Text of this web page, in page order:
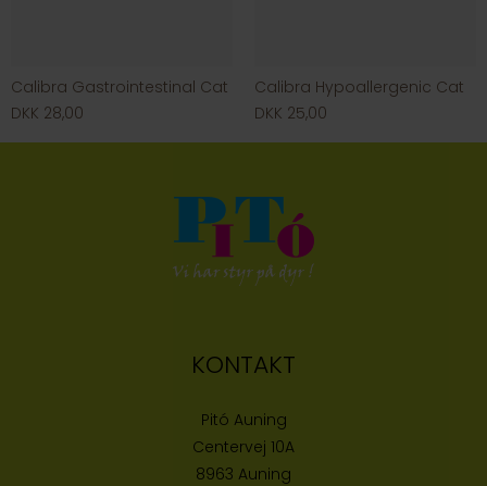
Calibra Gastrointestinal Cat
DKK 28,00
Calibra Hypoallergenic Cat
DKK 25,00
KONTAKT
Pitó Auning
Centervej 10A
8963 Auning